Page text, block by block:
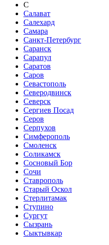
С
Салават
Салехард
Самара
Санкт-Петербург
Саранск
Сарапул
Саратов
Саров
Севастополь
Северодвинск
Северск
Сергиев Посад
Серов
Серпухов
Симферополь
Смоленск
Соликамск
Сосновый Бор
Сочи
Ставрополь
Старый Оскол
Стерлитамак
Ступино
Сургут
Сызрань
Сыктывкар